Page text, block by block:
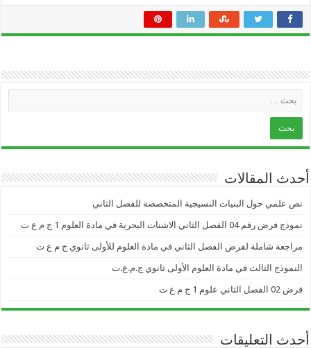
أحدث المقالات
نص علمي حول البنيات النسيجية المتخصصة للفصل الثاني
نموذج فرض رقم 04 الفصل الثاني الاشنات البحرية في مادة العلوم 1 ج م ع ت
مراجعة شاملة لفرض الفصل الثاني في مادة العلوم للأولى ثانوي ج م ع ت
النموذج الثالث في مادة العلوم الأولى ثانوي ج.م.ع.ت
فرض 02 الفصل الثاني علوم 1 ج م ع ت
أحدث التعليقات